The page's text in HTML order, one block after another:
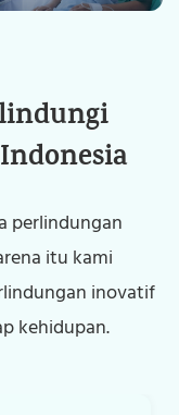
perlindungan
itu kami
inovatif
kehidupan.